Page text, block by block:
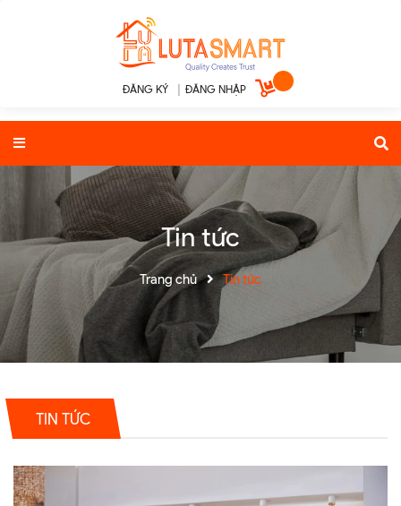
ĐĂNG KÝ ĐĂNG NHẬP
Tin tức
Trang chủ Tin tức
TIN TỨC